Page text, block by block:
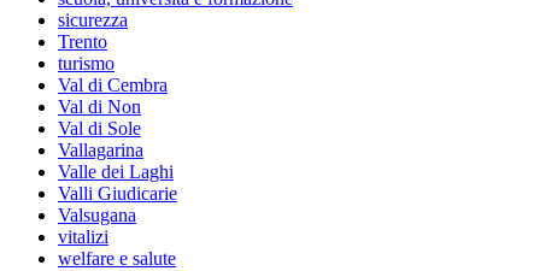
sicurezza
Trento
turismo
Val di Cembra
Val di Non
Val di Sole
Vallagarina
Valle dei Laghi
Valli Giudicarie
Valsugana
vitalizi
welfare e salute